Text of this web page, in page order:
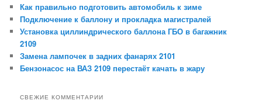
Как правильно подготовить автомобиль к зиме
Подключение к баллону и прокладка магистралей
Установка циллиндрического баллона ГБО в багажник
2109
Замена лампочек в задних фанарях 2101
Бензонасос на ВАЗ 2109 перестаёт качать в жару
СВЕЖИЕ КОММЕНТАРИИ